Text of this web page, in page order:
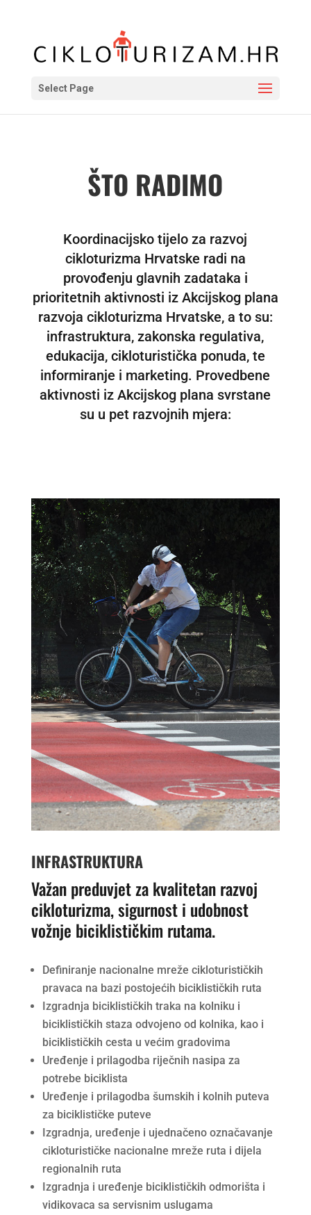
Select Page
ŠTO RADIMO
Koordinacijsko tijelo za razvoj
cikloturizma Hrvatske radi na
provođenju glavnih zadataka i
prioritetnih aktivnosti iz Akcijskog plana
razvoja cikloturizma Hrvatske, a to su:
infrastruktura, zakonska regulativa,
edukacija, cikloturistička ponuda, te
informiranje i marketing. Provedbene
aktivnosti iz Akcijskog plana svrstane
su u pet razvojnih mjera:
INFRASTRUKTURA
Važan preduvjet za kvalitetan razvoj
cikloturizma, sigurnost i udobnost
vožnje biciklističkim rutama.
Definiranje nacionalne mreže cikloturističkih
pravaca na bazi postojećih biciklističkih ruta
Izgradnja biciklističkih traka na kolniku i
biciklističkih staza odvojeno od kolnika, kao i
biciklističkih cesta u većim gradovima
Uređenje i prilagodba riječnih nasipa za
potrebe biciklista
Uređenje i prilagodba šumskih i kolnih puteva
za biciklističke puteve
Izgradnja, uređenje i ujednačeno označavanje
cikloturističke nacionalne mreže ruta i dijela
regionalnih ruta
Izgradnja i uređenje biciklističkih odmorišta i
vidikovaca sa servisnim uslugama